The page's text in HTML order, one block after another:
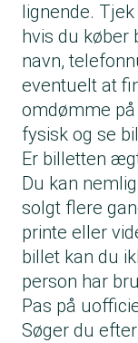
lignende.
hvis du
navn,
eventuelt at
omdømme
fysisk og se
Er billetten
Du kan
solgt flere
printe eller
billet kan du
person har
Pas på
Søger du